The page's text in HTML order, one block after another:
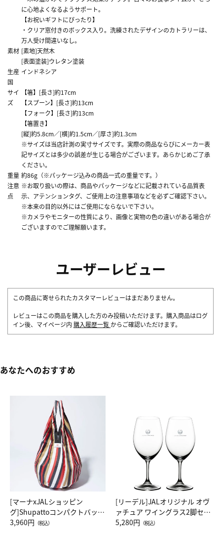
に心地よくなるようサポート。
【お祝いギフトにぴったり】
・クリア窓付きのボックス入り。洗練されたデザインのカトラリーは、
万人受け間違いなし。
素材 [素地]天然木
[表面塗装]ウレタン塗装
生産
国
インドネシア
サイ
ズ
【箸】[長さ]約17cm
【スプーン】[長さ]約13cm
【フォーク】[長さ]約13cm
【箸置き】
[縦]約5.8cm／[横]約1.5cm／[厚さ]約1.3cm
※サイズは当店計測の実寸サイズです。実際の商品ならびにメーカー表
記サイズとは多少の誤差が生じる場合がございます。あらかじめご了承
ください。
重量 約86g（※パッケージ込みの商品一式の重量です。）
注意
点
※お取り扱いの際は、商品やパッケージなどに記載されている品質表
示、アテンションタグ、ご使用上の注意事項などを必ずご確認下さい。
※本来の目的以外にはご使用にならないで下さい。
※カメラやモニターの性質により、画像と実物の色の違いがある場合が
ございますのでご理解願います。
ユーザーレビュー
この商品に寄せられたカスタマーレビューはまだありません。
レビューはこの商品を購入した方のみ投稿いただけます。購入商品はログ
イン後、マイページ内 購入履歴一覧 からご確認いただけます。
あなたへのおすすめ
[マーナxJALショッピン
グ]Shupattoコンパクトバッグ
Drop JAL客室乗務員（LC）ス
3,960円 （税込）
[リーデル]JALオリジナル オヴ
ァチュア ワイングラス2脚セッ
ト（レッドワイン）
5,280円 （税込）